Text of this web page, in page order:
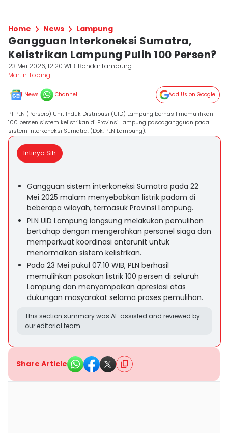
Home News Lampung
Gangguan Interkoneksi Sumatra,
Kelistrikan Lampung Pulih 100 Persen?
23 Mei 2026, 12:20 WIB Bandar Lampung
Martin Tobing
News Channel Add Us on Google
PT PLN (Persero) Unit Induk Distribusi (UID) Lampung berhasil memulihkan
100 persen sistem kelistrikan di Provinsi Lampung pascagangguan pada
sistem interkoneksi Sumatra. (Dok. PLN Lampung).
Intinya Sih
Gangguan sistem interkoneksi Sumatra pada 22
Mei 2025 malam menyebabkan listrik padam di
beberapa wilayah, termasuk Provinsi Lampung.
PLN UID Lampung langsung melakukan pemulihan
bertahap dengan mengerahkan personel siaga dan
memperkuat koordinasi antarunit untuk
menormalkan sistem kelistrikan.
Pada 23 Mei pukul 07.10 WIB, PLN berhasil
memulihkan pasokan listrik 100 persen di seluruh
Lampung dan menyampaikan apresiasi atas
dukungan masyarakat selama proses pemulihan.
This section summary was AI-assisted and reviewed by
our editorial team.
Share Article